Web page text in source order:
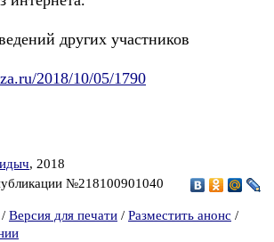
других участников
2018/10/05/1790
, 2018
№218100901040
/ Версия для печати / Разместить анонс /